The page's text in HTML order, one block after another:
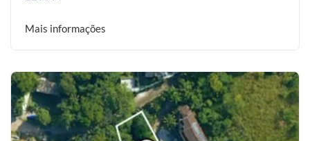
Mais informações